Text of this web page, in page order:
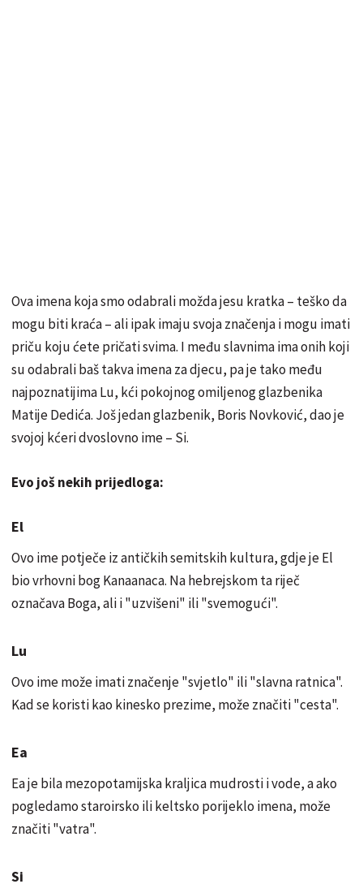
Ova imena koja smo odabrali možda jesu kratka – teško da
mogu biti kraća – ali ipak imaju svoja značenja i mogu imati
priču koju ćete pričati svima. I među slavnima ima onih koji
su odabrali baš takva imena za djecu, pa je tako među
najpoznatijima Lu, kći pokojnog omiljenog glazbenika
Matije Dedića. Još jedan glazbenik, Boris Novković, dao je
svojoj kćeri dvoslovno ime – Si.
Evo još nekih prijedloga:
El
Ovo ime potječe iz antičkih semitskih kultura, gdje je El
bio vrhovni bog Kanaanaca. Na hebrejskom ta riječ
označava Boga, ali i "uzvišeni" ili "svemogući".
Lu
Ovo ime može imati značenje "svjetlo" ili "slavna ratnica".
Kad se koristi kao kinesko prezime, može značiti "cesta".
Ea
Ea je bila mezopotamijska kraljica mudrosti i vode, a ako
pogledamo staroirsko ili keltsko porijeklo imena, može
značiti "vatra".
Si